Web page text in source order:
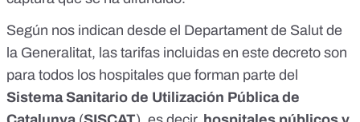
Según nos indican desde el Departament de Salut de
la Generalitat, las tarifas incluidas en este decreto son
para todos los hospitales que forman parte del
Sistema Sanitario de Utilización Pública de